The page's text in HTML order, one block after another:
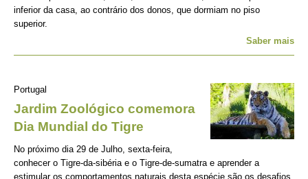
inferior da casa, ao contrário dos donos, que dormiam no piso
superior.
Saber mais
Portugal
Jardim Zoológico comemora
Dia Mundial do Tigre
No próximo dia 29 de Julho, sexta-feira,
conhecer o Tigre-da-sibéria e o Tigre-de-sumatra e aprender a
estimular os comportamentos naturais desta espécie são os desafios